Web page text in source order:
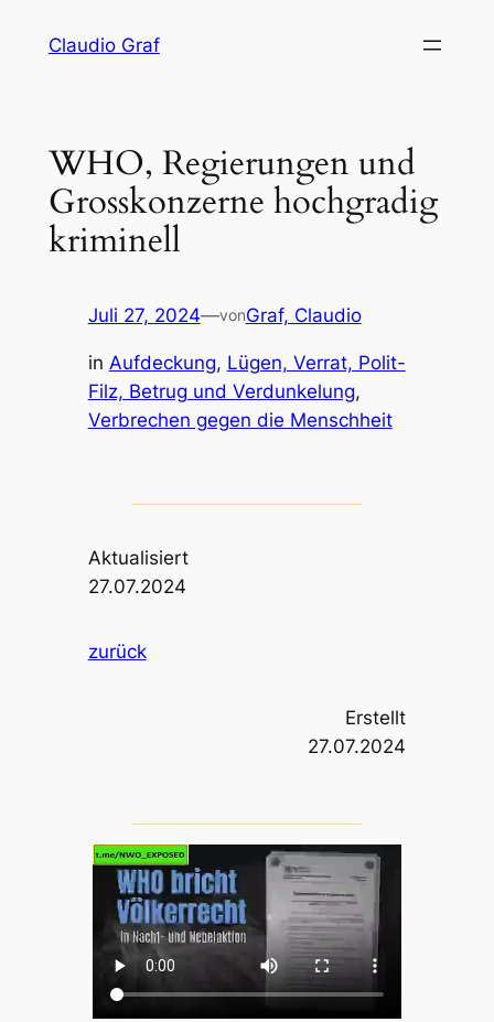
InhaltClaudio Graf
WHO, Regierungen und
Grosskonzerne hochgradig
kriminell
Juli 27, 2024—vonGraf, Claudio
in Aufdeckung, Lügen, Verrat, Polit-
Filz, Betrug und Verdunkelung
Verbrechen gegen die Menschheit
Aktualisiert
27.07.2024
zurück
Erstellt
27.07.2024